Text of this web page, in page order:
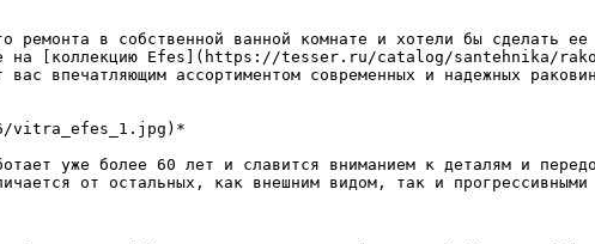
ремонта в собственной ванной комнате и хотели бы сделать
на [коллекцию Efes](https://tesser.ru/catalog/
впечатляющим ассортиментом современных и надежных
vitra_efes_1.jpg)*
более 60 лет и славится вниманием к деталям и
от остальных, как внешним видом, так и прогрессивными